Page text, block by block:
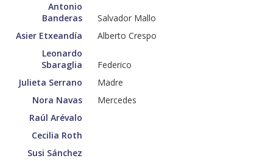
Antonio
Banderas
Salvador Mallo
Asier Etxeandía
Alberto Crespo
Leonardo
Sbaraglia
Federico
Julieta Serrano
Madre
Nora Navas
Mercedes
Raúl Arévalo
Cecilia Roth
Susi Sánchez